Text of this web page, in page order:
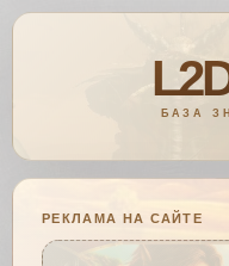
РЕКЛАМА НА САЙТЕ